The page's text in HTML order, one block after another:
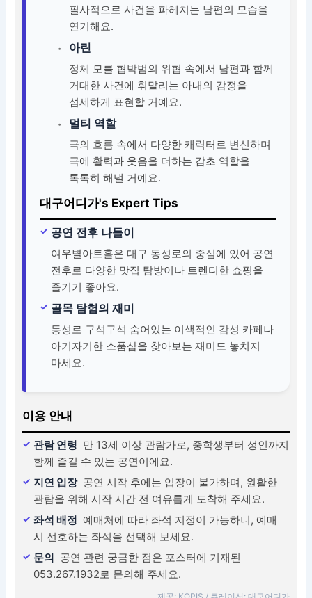
필사적으로 사건을 파헤치는 남편의 모습을
연기해요.
아린
정체 모를 협박범의 위협 속에서 남편과 함께
거대한 사건에 휘말리는 아내의 감정을
섬세하게 표현할 거예요.
멀티 역할
극의 흐름 속에서 다양한 캐릭터로 변신하며
극에 활력과 웃음을 더하는 감초 역할을
톡톡히 해낼 거예요.
대구어디가's Expert Tips
공연 전후 나들이
여우별아트홀은 대구 동성로의 중심에 있어 공연
전후로 다양한 맛집 탐방이나 트렌디한 쇼핑을
즐기기 좋아요.
골목 탐험의 재미
동성로 구석구석 숨어있는 이색적인 감성 카페나
아기자기한 소품샵을 찾아보는 재미도 놓치지
마세요.
이용 안내
관람 연령 만 13세 이상 관람가로, 중학생부터 성인까지
함께 즐길 수 있는 공연이에요.
지연 입장 공연 시작 후에는 입장이 불가하며, 원활한
관람을 위해 시작 시간 전 여유롭게 도착해 주세요.
좌석 배정 예매처에 따라 좌석 지정이 가능하니, 예매
시 선호하는 좌석을 선택해 보세요.
문의 공연 관련 궁금한 점은 포스터에 기재된
053.267.1932로 문의해 주세요.